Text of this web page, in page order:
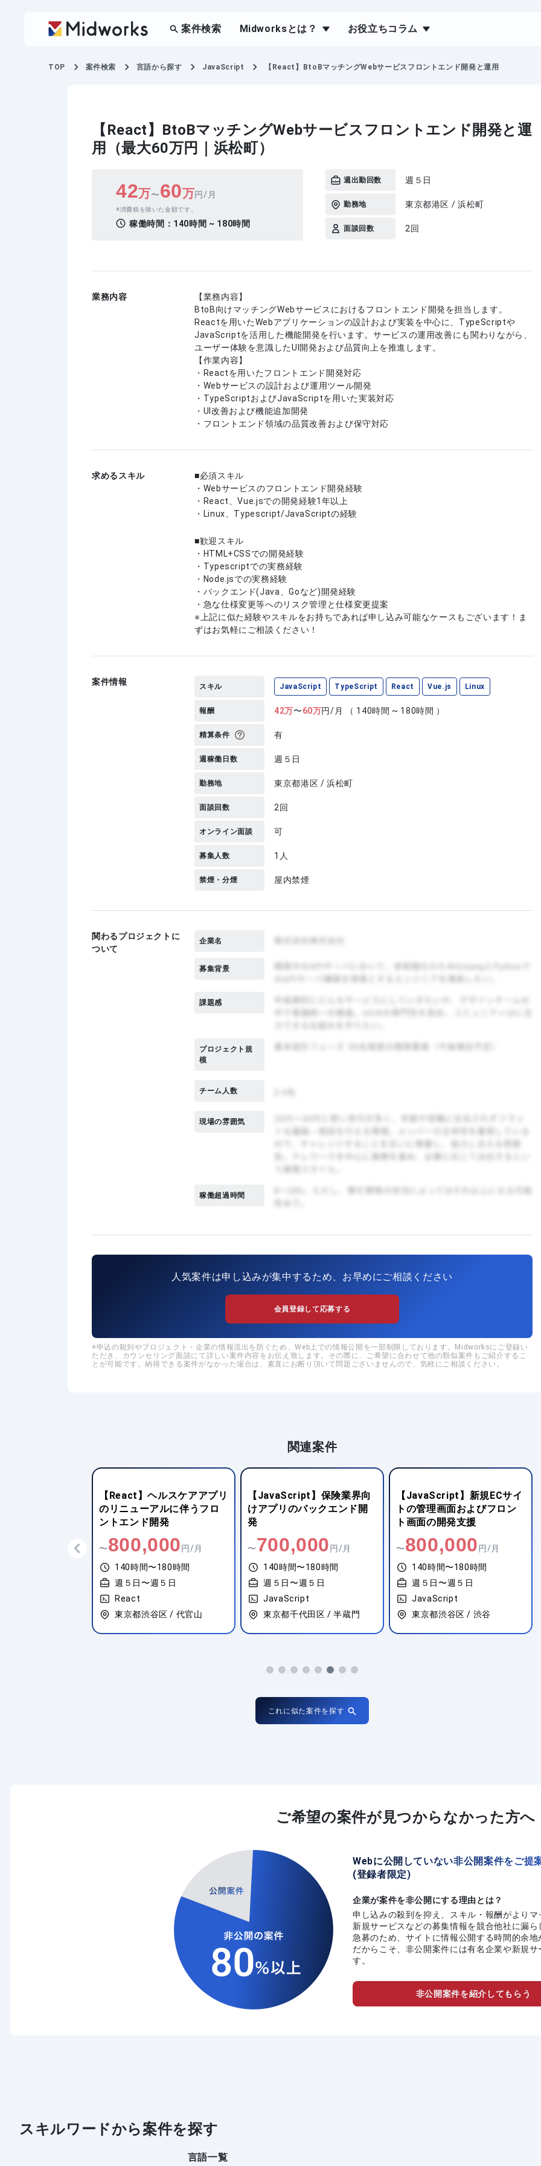
案件検索 Midworksとは？ お役立ちコラム
TOP 案件検索 言語から探す JavaScript 【React】BtoBマッチングWebサービスフロントエンド開発と運用
【React】BtoBマッチングWebサービスフロントエンド開発と運
用（最大60万円｜浜松町）
42万〜60万円/月
消費税を除いた金額です。
稼働時間： 140時間 ~ 180時間
週出勤回数 週５日
勤務地 東京都港区 / 浜松町
面談回数 2回
業務内容
【業務内容】
BtoB向けマッチングWebサービスにおけるフロントエンド開発を担当します。
Reactを用いたWebアプリケーションの設計および実装を中心に、TypeScriptや
JavaScriptを活用した機能開発を行います。サービスの運用改善にも関わりながら、
ユーザー体験を意識したUI開発および品質向上を推進します。
【作業内容】
・Reactを用いたフロントエンド開発対応
・Webサービスの設計および運用ツール開発
・TypeScriptおよびJavaScriptを用いた実装対応
・UI改善および機能追加開発
・フロントエンド領域の品質改善および保守対応
求めるスキル
必須スキル
・Webサービスのフロントエンド開発経験
・React、Vue.jsでの開発経験1年以上
・Linux、Typescript/JavaScriptの経験
歓迎スキル
・HTML+CSSでの開発経験
・Typescriptでの実務経験
・Node.jsでの実務経験
・バックエンド(Java、Goなど)開発経験
・急な仕様変更等へのリスク管理と仕様変更提案
上記に似た経験やスキルをお持ちであれば申し込み可能なケースもございます！ま
ずはお気軽にご相談ください！
案件情報 スキル JavaScript TypeScript React Vue.js Linux
報酬 42万〜60万円/月 （ 140時間 ~ 180時間 ）
精算条件 有
週稼働日数 週５日
勤務地 東京都港区 / 浜松町
面談回数 2回
オンライン面談 可
募集人数 1人
禁煙・分煙 屋内禁煙
関わるプロジェクトに
ついて
企業名
募集背景
課題感
プロジェクト規
模
チーム人数
現場の雰囲気
稼働超過時間
人気案件は申し込みが集中するため、お早めにご相談ください
会員登録して応募する
申込の殺到やプロジェクト・企業の情報流出を防ぐため、Web上での情報公開を一部制限しております。Midworksにご登録い
ただき、カウンセリング面談にて詳しい案件内容をお伝え致します。その際に、ご希望に合わせて他の類似案件もご紹介するこ
とが可能です。納得できる案件がなかった場合は、素直にお断り頂いて問題ございませんので、気軽にご相談ください。
関連案件
【React】ヘルスケアアプリ
のリニューアルに伴うフロ
ントエンド開発
〜800,000 円/月
140時間〜180時間
週５日〜週５日
React
東京都渋谷区 / 代官山
【JavaScript】保険業界向
けアプリのバックエンド開
発
〜700,000 円/月
140時間〜180時間
週５日〜週５日
JavaScript
東京都千代田区 / 半蔵門
【JavaScript】新規ECサイ
トの管理画面およびフロン
ト画面の開発支援
〜800,000 円/月
140時間〜180時間
週５日〜週５日
JavaScript
東京都渋谷区 / 渋谷
これに似た案件を探す
ご希望の案件が見つからなかった方へ
Webに公開していない非公開案件をご提
(登録者限定)
企業が案件を非公開にする理由とは？
申し込みの殺到を抑え、スキル・報酬がより
新規サービスなどの募集情報を競合他社に漏ら
急募のため、サイトに情報公開する時間的余地
だからこそ、非公開案件には有名企業や新規サ
す。
非公開案件を紹介してもらう
スキルワードから案件を探す
言語一覧